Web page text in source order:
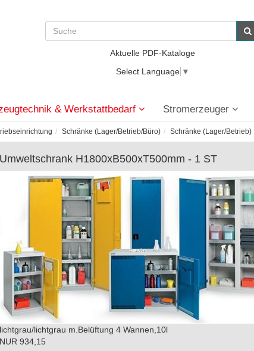
Aktuelle PDF-Kataloge
Select Language ▼
& Werkstattbedarf Stromerzeuger
Schränke (Lager/Betrieb/Büro) Schränke (Lager/Betrieb)
Umweltschrank H1800xB500xT500mm - 1 ST
lichtgrau/lichtgrau m.Belüftung 4 Wannen,10l
NUR 934,15